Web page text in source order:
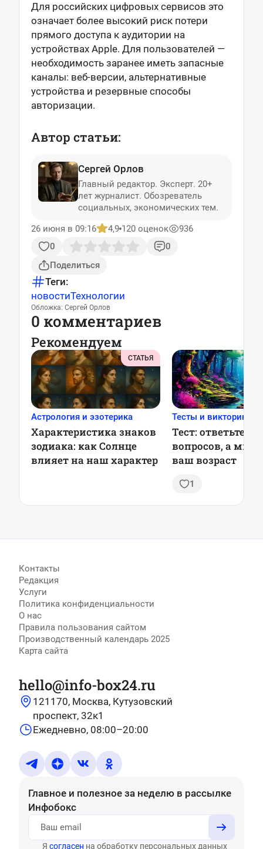
Для российских цифровых сервисов это
означает более высокий риск потери
прямого доступа к аудитории на
устройствах Apple. Для пользователей —
необходимость заранее иметь запасные
каналы: веб-версии, альтернативные
устройства и резервные способы
авторизации.
Автор статьи:
Сергей Орлов
Главный редактор. Эксперт. 20+
лет журналист. Обозреватель
социальных, экономических тем.
26 июня в 09:16
4,9 120 оценок
936
0
0
Поделиться
Теги:
новостиТехнологии
Обложка: Сергей Орлов
0 комментариев
Рекомендуем
СТАТЬЯ
Астрология и эзотерика
Характеристика знаков
зодиака: как Солнце
влияет на наш характер
Тесты и викторины
Тест: ответьте на
вопросов, а мы
ваш возраст
1
Контакты
Редакция
Услуги
Политика конфиденциальности
О нас
Правила пользования сайтом
Производственный календарь 2025
Карта сайта
hello@info-box24.ru
121170, Москва, Кутузовский
проспект, 32к1
Ежедневно, 08:00–20:00
Главное и полезное за неделю в рассылке
Инфобокс
Я согласен на обработку персональных данных